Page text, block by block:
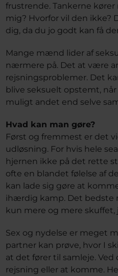
frustrende. Tankerne
mig? Hvorfor vil den ikke?
dig, da du jo godt kan få
Mange mænd lider af
nærmere på. Det at være
rejsningsproblemer. Det
blive seksuelt opstemt,
muligt andet end selve
Hvad kan man gøre?
Først og fremmest er det
udløsning. For hvis hele
hjernen ikke på det rette
ofte en blandet følelse af
kan lade sig gøre at
ihærdig kamp. Det bedste
kun mere og mere
Sex og nydelse er meget
partner kan prøve, hvor I
at det fører til samleje.
rejsning eller at komme.